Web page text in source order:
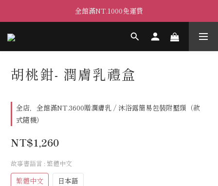
全館滿NT.1000免運費
胡桃鉗- 潤膚乳禮盒
全店，全館滿NT.3600贈潤膚乳 / 沐浴露簡易包裝附壓頭（款
式隨機）
NT$1,260
故事書語言 : 繁體中文
繁體中文 日本語